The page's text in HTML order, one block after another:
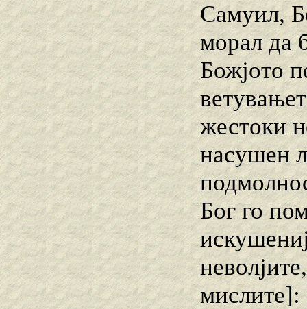
Самуил,
морал да
Божјото
жестоки
насушен
Бог го
мислите]: